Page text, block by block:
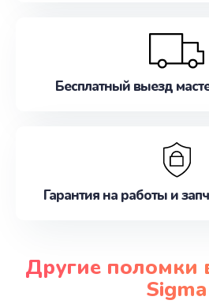
Бесплатный выезд
Гарантия на работы и
Другие поломки
Sigma